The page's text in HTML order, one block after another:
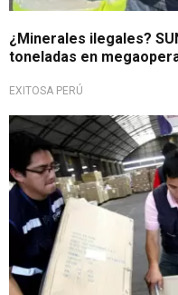
¿Minerales ilegales?
toneladas en
EXITOSA PERÚ
Ofertón